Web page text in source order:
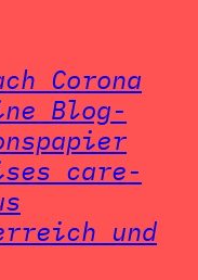
Corona
Blog-
care-
und